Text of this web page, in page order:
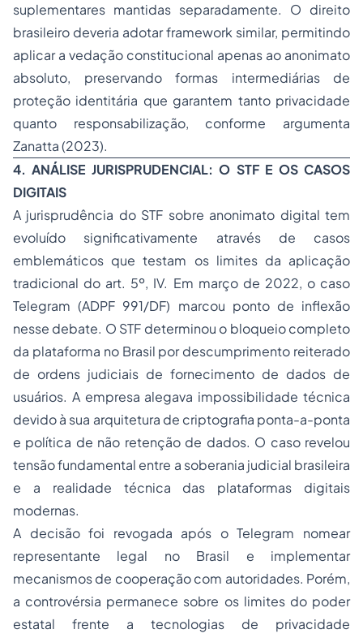
suplementares mantidas separadamente. O direito
brasileiro deveria adotarframework similar, permitindo
aplicar a vedação constitucional apenas ao anonimato
absoluto, preservando formas intermediárias de
proteção identitária que garantem tanto privacidade
quanto responsabilização, conforme argumenta
Zanatta (2023).
4. ANÁLISE JURISPRUDENCIAL: O STF E OS CASOS
DIGITAIS
A jurisprudência do STF sobre anonimato digital tem
evoluído significativamente através de casos
emblemáticos que testam os limites da aplicação
tradicional do art. 5º, IV. Em março de 2022, o caso
Telegram (ADPF 991/DF) marcou ponto de inflexão
nesse debate. O STF determinou o bloqueio completo
da plataforma no Brasil por descumprimento reiterado
de ordens judiciais de fornecimento de dados de
usuários. A empresa alegava impossibilidade técnica
devido à sua arquitetura de criptografia ponta-a-ponta
e política de não retenção de dados. O caso revelou
tensão fundamental entre a soberania judicial brasileira
e a realidade técnica das plataformas digitais
modernas.
A decisão foi revogada após o Telegram nomear
representante legal no Brasil e implementar
mecanismos de cooperação com autoridades. Porém,
a controvérsia permanece sobre os limites do poder
estatal frente a tecnologias de privacidade